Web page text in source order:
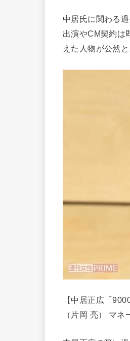
中居氏に関わる
出演やCM契約は
えた人物が公然
【中居正広「
（片岡 亮） マネ